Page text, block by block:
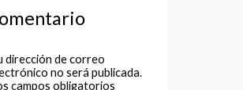
dirección de correo
no será publicada.
campos obligatorios